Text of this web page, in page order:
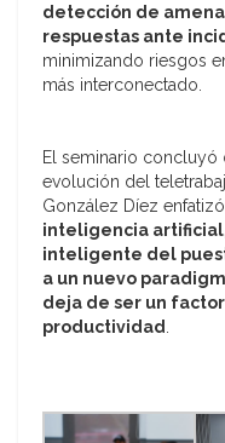
detección de
respuestas ante
minimizando riesgos
más interconectado.
El seminario
evolución del
González Díez
inteligencia
inteligente del
a un nuevo
deja de ser un
productividad.